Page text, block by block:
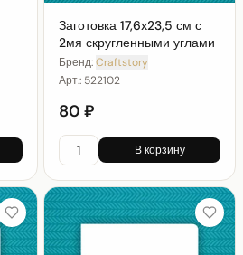
Заготовка 17,6x23,5 см с
2мя скругленными углами
Бренд:Craftstory
Арт.: 522102
80 ₽
В корзину